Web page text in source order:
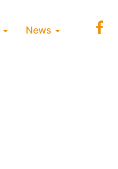
News